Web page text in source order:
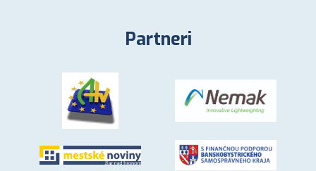
Partneri